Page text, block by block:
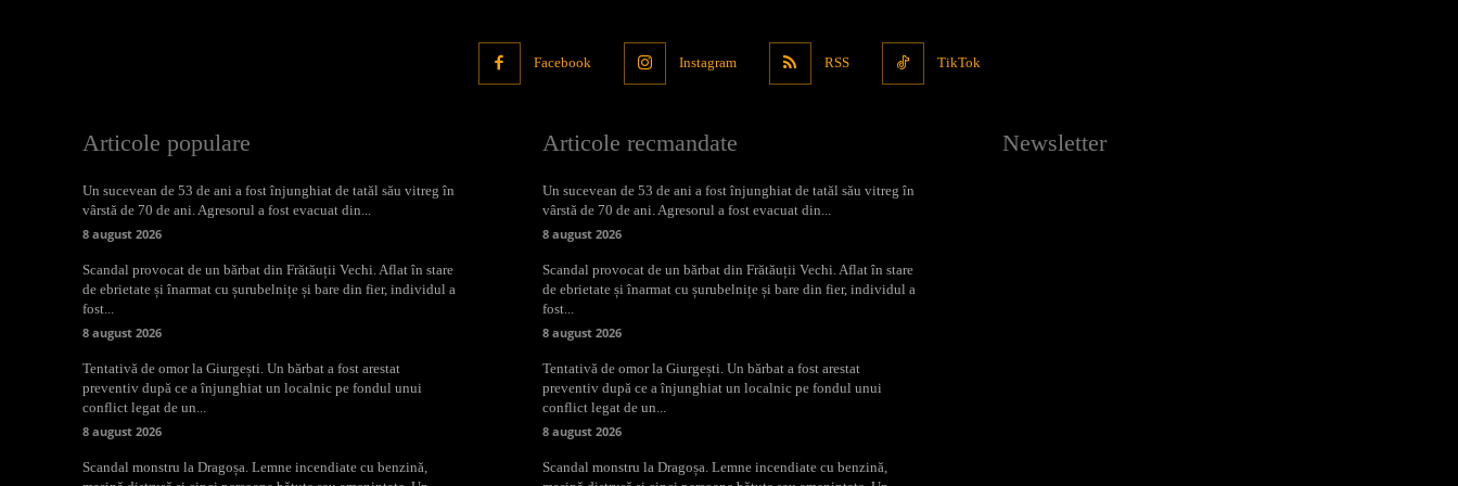
Facebook Instagram RSS TikTok
Articole populare
Un sucevean de 53 de ani a fost înjunghiat de tatăl său vitreg în
vârstă de 70 de ani. Agresorul a fost evacuat din...
8 august 2026
Scandal provocat de un bărbat din Frătăuții Vechi. Aflat în stare
de ebrietate și înarmat cu șurubelnițe și bare din fier, individul a
fost...
8 august 2026
Tentativă de omor la Giurgești. Un bărbat a fost arestat
preventiv după ce a înjunghiat un localnic pe fondul unui
conflict legat de un...
8 august 2026
Scandal monstru la Dragoșa. Lemne incendiate cu benzină,
Articole recmandate
Un sucevean de 53 de ani a fost înjunghiat de tatăl său vitreg în
vârstă de 70 de ani. Agresorul a fost evacuat din...
8 august 2026
Scandal provocat de un bărbat din Frătăuții Vechi. Aflat în stare
de ebrietate și înarmat cu șurubelnițe și bare din fier, individul a
fost...
8 august 2026
Tentativă de omor la Giurgești. Un bărbat a fost arestat
preventiv după ce a înjunghiat un localnic pe fondul unui
conflict legat de un...
8 august 2026
Scandal monstru la Dragoșa. Lemne incendiate cu benzină,
Newsletter